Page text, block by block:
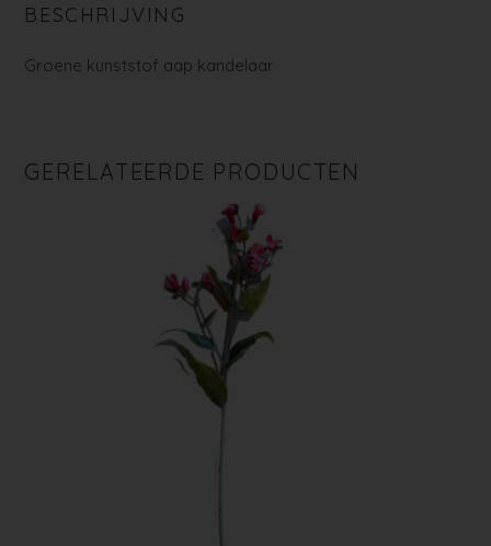
BESCHRIJVING
Groene kunststof aap kandelaar
GERELATEERDE PRODUCTEN